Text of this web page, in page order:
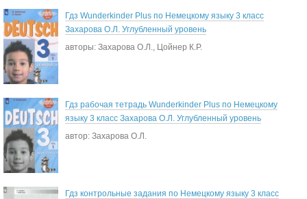
Гдз Wunderkinder Plus по Немецкому языку 3 класс
Захарова О.Л. Углубленный уровень
авторы: Захарова О.Л., Цойнер К.Р.
Гдз рабочая тетрадь Wunderkinder Plus по Немецкому
языку 3 класс Захарова О.Л. Углубленный уровень
автор: Захарова О.Л.
Гдз контрольные задания по Немецкому языку 3 класс